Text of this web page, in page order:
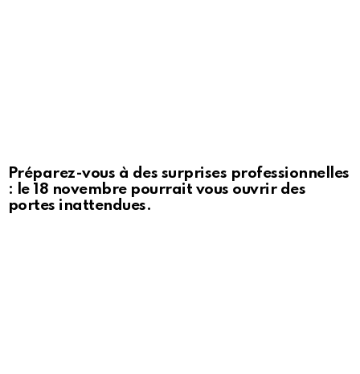
Préparez-vous à des surprises professionnelles
: le 18 novembre pourrait vous ouvrir des
portes inattendues.